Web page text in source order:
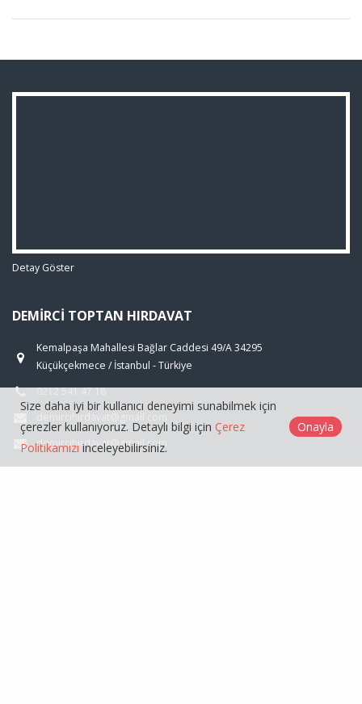
Detay Göster
DEMIRCI TOPTAN HIRDAVAT
Kemalpaşa Mahallesi Bağlar Caddesi 49/A 34295
Küçükçekmece / İstanbul - Türkiye
0212 541 47 18
demircihirdavat@gmail.com
demircihirdavat@gmail.com
Size daha iyi bir kullanıcı deneyimi sunabilmek için
çerezler kullanıyoruz. Detaylı bilgi için Çerez
Politikamızı inceleyebilirsiniz.
Onayla